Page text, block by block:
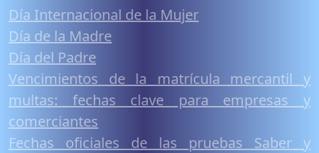
Día Internacional de la Mujer
Día de la Madre
Día del Padre
Vencimientos de la matrícula mercantil y
multas: fechas clave para empresas y
comerciantes
Fechas oficiales de las pruebas Saber y